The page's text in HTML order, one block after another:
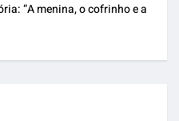
“A menina, o cofrinho e a